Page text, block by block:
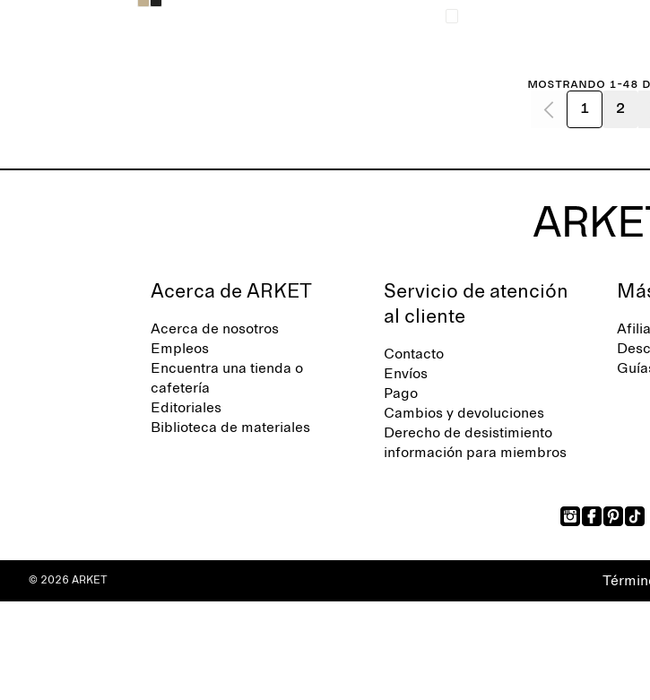
Mostrando 1-48
1 2
Acerca de ARKET
Acerca de nosotros
Empleos
Encuentra una tienda o
cafetería
Editoriales
Biblioteca de materiales
Servicio de atención
al cliente
Contacto
Envíos
Pago
Cambios y devoluciones
Derecho de desistimiento
información para miembros
© 2026 ARKET